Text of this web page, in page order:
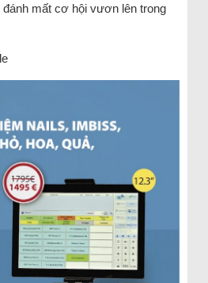
mất cơ hội vươn lên trong